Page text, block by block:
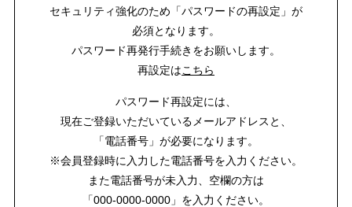
セキュリティ強化のため「パスワードの再設定」が
必須となります。
パスワード再発行手続きをお願いします。
再設定はこちら
パスワード再設定には、
現在ご登録いただいているメールアドレスと、
「電話番号」が必要になります。
※会員登録時に入力した電話番号を入力ください。
また電話番号が未入力、空欄の方は
「000-0000-0000」を入力ください。